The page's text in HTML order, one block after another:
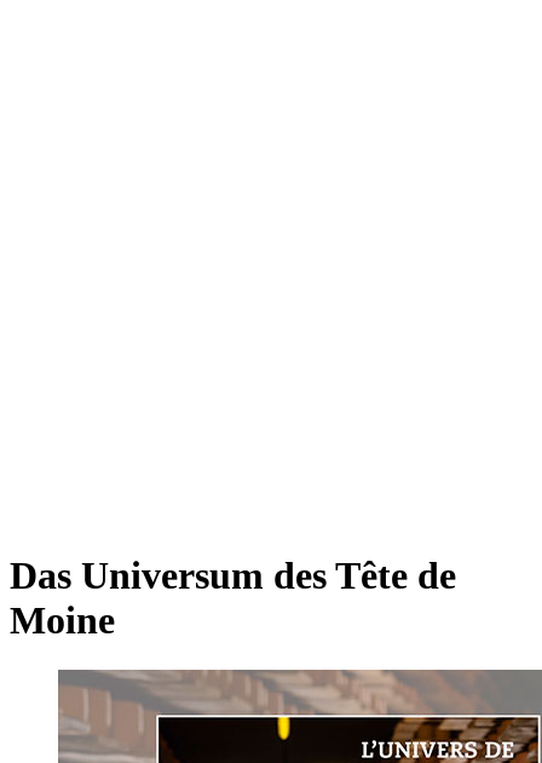
Das Universum des Tête de
Moine